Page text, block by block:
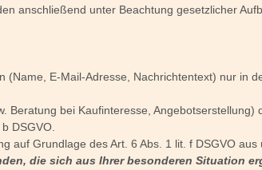
anschließend unter Beachtung gesetzlicher
E-Mail-Adresse, Nachrichtentext) nur in
bei Kaufinteresse,
DSGVO.
Grundlage des Art. 6 Abs. 1 lit. f DSGVO
die sich aus Ihrer besonderen Situation